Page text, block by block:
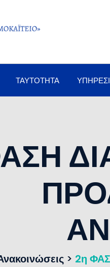
ΤΑΥΤΌΤΗΤΑ
> 2η